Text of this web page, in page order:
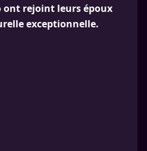
ont rejoint leurs époux
exceptionnelle.